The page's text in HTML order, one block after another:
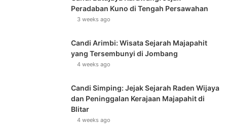
Peradaban Kuno di Tengah Persawahan
3 weeks ago
Candi Arimbi: Wisata Sejarah Majapahit
yang Tersembunyi di Jombang
4 weeks ago
Candi Simping: Jejak Sejarah Raden Wijaya
dan Peninggalan Kerajaan Majapahit di
Blitar
4 weeks ago